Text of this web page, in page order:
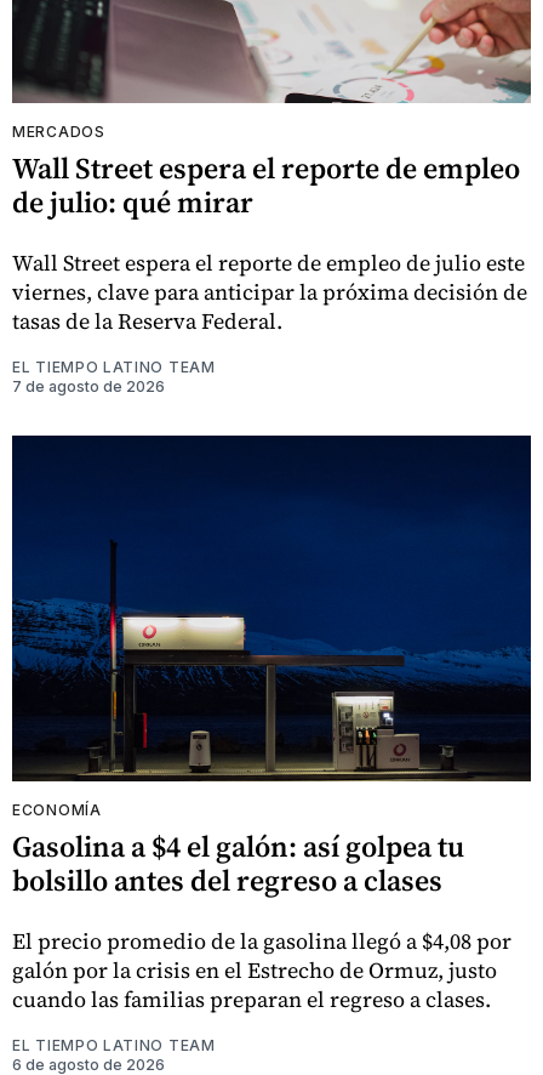
MERCADOS
Wall Street espera el reporte de empleo
de julio: qué mirar
Wall Street espera el reporte de empleo de julio este
viernes, clave para anticipar la próxima decisión de
tasas de la Reserva Federal.
EL TIEMPO LATINO TEAM
7 de agosto de 2026
ECONOMÍA
Gasolina a $4 el galón: así golpea tu
bolsillo antes del regreso a clases
El precio promedio de la gasolina llegó a $4,08 por
galón por la crisis en el Estrecho de Ormuz, justo
cuando las familias preparan el regreso a clases.
EL TIEMPO LATINO TEAM
6 de agosto de 2026